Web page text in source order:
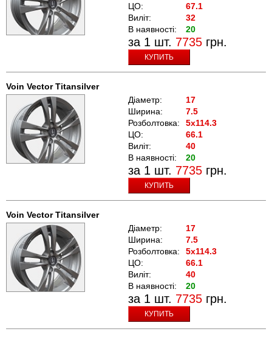
ЦО:
67.1
Виліт:
32
В наявності:
20
за 1 шт. 7735 грн.
КУПИТЬ
Voin Vector Titansilver
Діаметр:
17
Ширина:
7.5
Розболтовка:
5x114.3
ЦО:
66.1
Виліт:
40
В наявності:
20
за 1 шт. 7735 грн.
КУПИТЬ
Voin Vector Titansilver
Діаметр:
17
Ширина:
7.5
Розболтовка:
5x114.3
ЦО:
66.1
Виліт:
40
В наявності:
20
за 1 шт. 7735 грн.
КУПИТЬ